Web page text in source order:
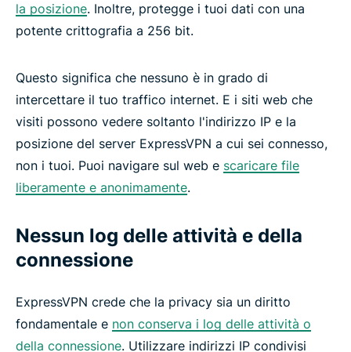
la posizione. Inoltre, protegge i tuoi dati con una
potente crittografia a 256 bit.
Questo significa che nessuno è in grado di
intercettare il tuo traffico internet. E i siti web che
visiti possono vedere soltanto l'indirizzo IP e la
posizione del server ExpressVPN a cui sei connesso,
non i tuoi. Puoi navigare sul web e scaricare file
liberamente e anonimamente.
Nessun log delle attività e della
connessione
ExpressVPN crede che la privacy sia un diritto
fondamentale e non conserva i log delle attività o
della connessione. Utilizzare indirizzi IP condivisi